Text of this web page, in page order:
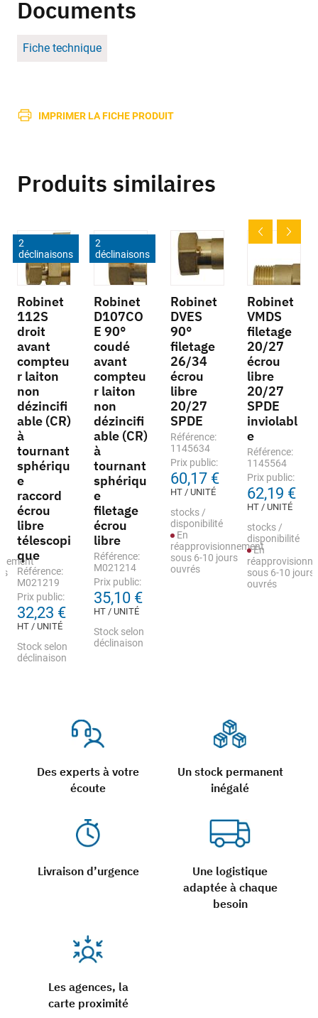
Documents
Fiche technique
IMPRIMER LA FICHE PRODUIT
Des experts à votre
écoute
Un stock permanent
inégalé
Livraison d’urgence
Une logistique
adaptée à chaque
besoin
Les agences, la
carte proximité
Produits similaires
2
déclinaisons
Robinet
112S
droit
avant
compteu
r laiton
non
dézincifi
able (CR)
à
tournant
sphériqu
e
raccord
écrou
libre
télescopi
que
Référence:
M021219
Prix public:
32,23 €
HT / UNITÉ
Stock selon
déclinaison
2
déclinaisons
Robinet
D107CO
E 90°
coudé
avant
compteu
r laiton
non
dézincifi
able (CR)
à
tournant
sphériqu
e
filetage
écrou
libre
Référence:
M021214
Prix public:
35,10 €
HT / UNITÉ
Stock selon
déclinaison
Robinet
DVES
90°
filetage
26/34
écrou
libre
20/27
SPDE
Référence:
1145634
Prix public:
60,17 €
HT / UNITÉ
stocks /
disponibilité
En
réapprovisionnement
sous 6-10 jours
ouvrés
Robinet
VMDS
filetage
20/27
écrou
libre
20/27
SPDE
inviolabl
e
Référence:
1145564
Prix public:
62,19 €
HT / UNITÉ
stocks /
disponibilité
En
sous 6-10 jours
ouvrés